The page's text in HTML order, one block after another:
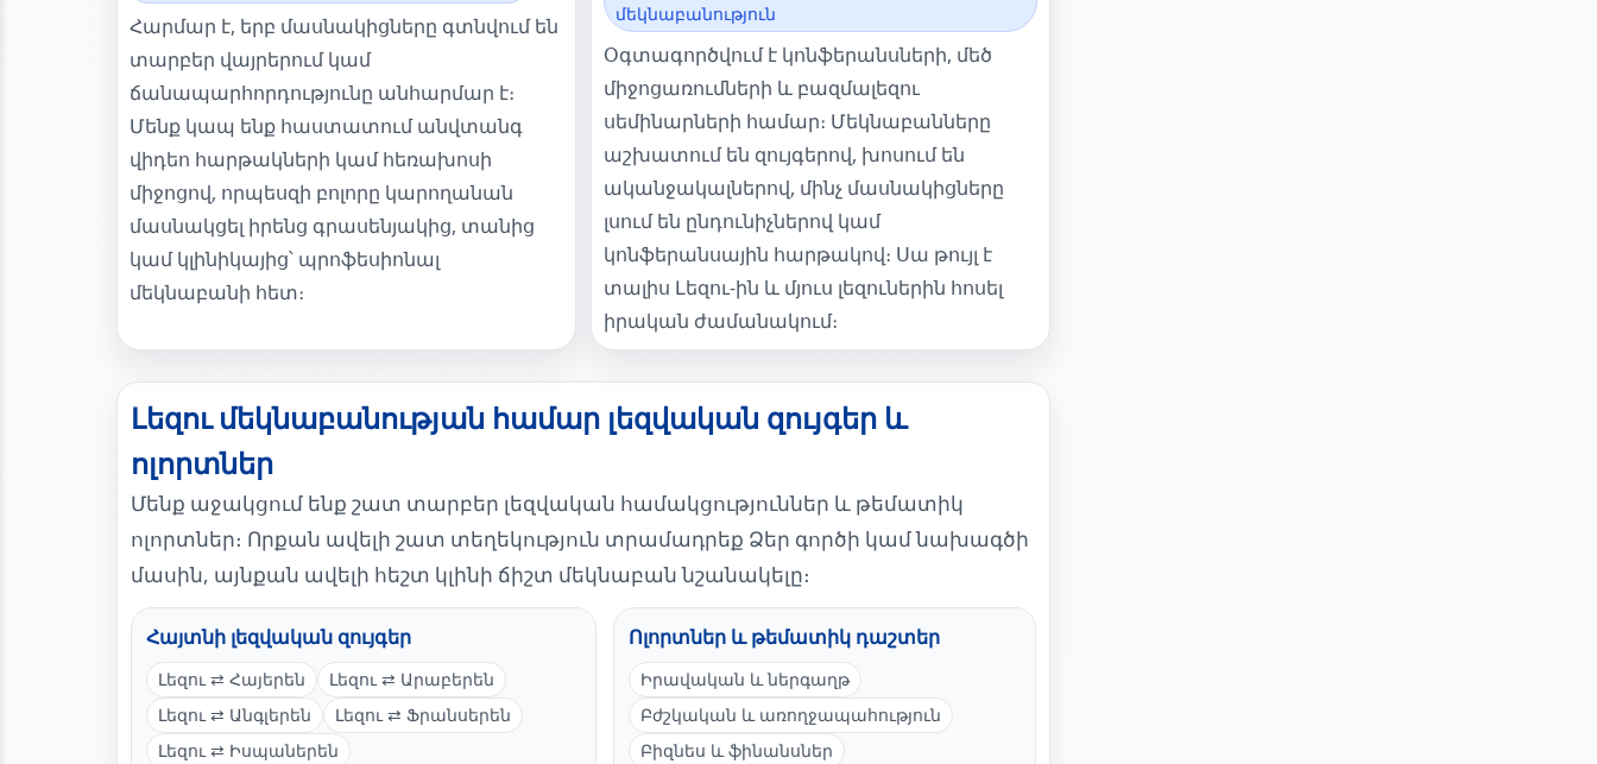
Հարմար է, երբ մասնակիցները գտնվում են
տարբեր վայրերում կամ
ճանապարհորդությունը անհարմար է։
Մենք կապ ենք հաստատում անվտանգ
վիդեո հարթակների կամ հեռախոսի
միջոցով, որպեսզի բոլորը կարողանան
մասնակցել իրենց գրասենյակից, տանից
կամ կլինիկայից՝ պրոֆեսիոնալ
մեկնաբանի հետ։
մեկնաբանություն
Օգտագործվում է կոնֆերանսների, մեծ
միջոցառումների և բազմալեզու
սեմինարների համար։ Մեկնաբանները
աշխատում են զույգերով, խոսում են
ականջակալներով, մինչ մասնակիցները
լսում են ընդունիչներով կամ
կոնֆերանսային հարթակով։ Սա թույլ է
տալիս Լեզու-ին և մյուս լեզուներին հոսել
իրական ժամանակում։
Լեզու մեկնաբանության համար լեզվական զույգեր և
ոլորտներ
Մենք աջակցում ենք շատ տարբեր լեզվական համակցություններ և թեմատիկ
ոլորտներ։ Որքան ավելի շատ տեղեկություն տրամադրեք Ձեր գործի կամ նախագծի
մասին, այնքան ավելի հեշտ կլինի ճիշտ մեկնաբան նշանակելը։
Հայտնի լեզվական զույգեր
Լեզու ⇄ Հայերեն
Լեզու ⇄ Արաբերեն
Լեզու ⇄ Անգլերեն
Լեզու ⇄ Ֆրանսերեն
Լեզու ⇄ Իսպաներեն
Ոլորտներ և թեմատիկ դաշտեր
Իրավական և ներգաղթ
Բժշկական և առողջապահություն
Բիզնես և ֆինանսներ